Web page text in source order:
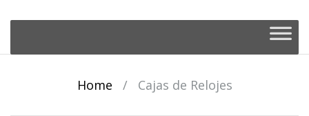
content
Home / Cajas de Relojes